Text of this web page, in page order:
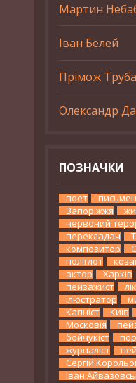
Мартин
Іван Белей
Прімож
Олександр
ПОЗНАЧКИ
поет
Запоріжжя
червоний
перекладач
композитор
поліглот
актор
Харків
пейзажист
ілюстратор
Капніст
Київ
Московія
бойчукіст
журналіст
Сергій
Іван